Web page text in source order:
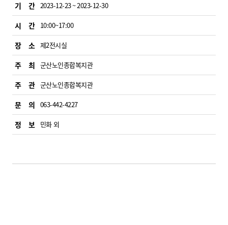
기 간 2023-12-23 ~ 2023-12-30
시 간 10:00~17:00
장 소 제2전시실
주 최 군산노인종합복지관
주 관 군산노인종합복지관
문 의 063-442-4227
정 보 민화 외